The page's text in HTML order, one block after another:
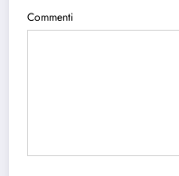
Commenti